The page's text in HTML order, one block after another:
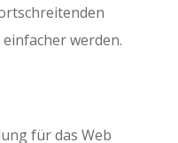
werden.
für das Web